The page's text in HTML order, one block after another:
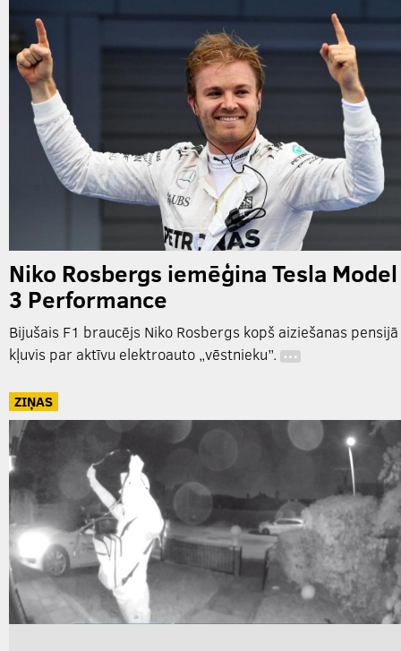
Niko Rosbergs iemēģina Tesla Model
3 Performance
Bijušais F1 braucējs Niko Rosbergs kopš aiziešanas pensijā
kļuvis par aktīvu elektroauto „vēstnieku”. …
ZIŅAS